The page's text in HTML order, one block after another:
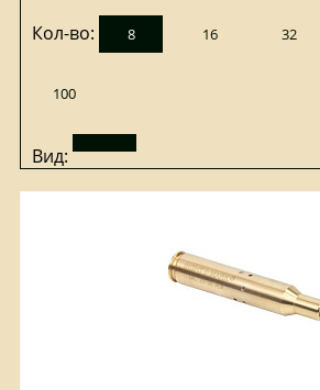
Кол-во: 8 16 32
100
Вид: